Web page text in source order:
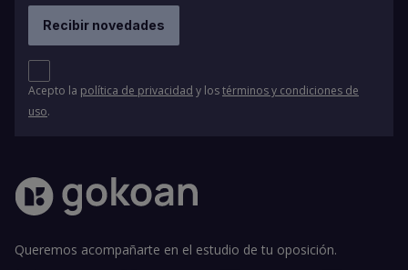
Acepto la política de privacidad y lostérminos y condiciones de
uso.
Queremos acompañarte en el estudio de tu oposición.